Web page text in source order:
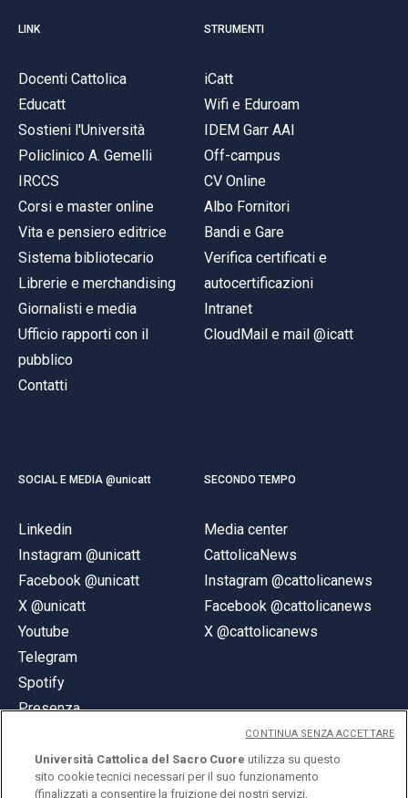
LINK
Docenti Cattolica
Educatt
Sostieni l'Università
Policlinico A. Gemelli
IRCCS
Corsi e master online
Vita e pensiero editrice
Sistema bibliotecario
Librerie e merchandising
Giornalisti e media
Ufficio rapporti con il
pubblico
Contatti
STRUMENTI
iCatt
Wifi e Eduroam
IDEM Garr AAI
Off-campus
CV Online
Albo Fornitori
Bandi e Gare
Verifica certificati e
autocertificazioni
Intranet
CloudMail e mail @icatt
SOCIAL E MEDIA @unicatt
Linkedin
Instagram @unicatt
Facebook @unicatt
X @unicatt
Youtube
Telegram
Spotify
Presenza
SECONDO TEMPO
Media center
CattolicaNews
Instagram @cattolicanews
Facebook @cattolicanews
X @cattolicanews
Università Cattolica del Sacro Cuore utilizza su questo
sito cookie tecnici necessari per il suo funzionamento
(finalizzati a consentire la fruizione dei nostri servizi,
CONTINUA SENZA ACCETTARE